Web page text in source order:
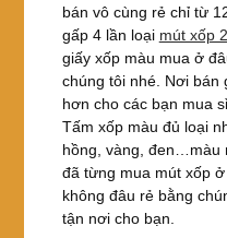
bán vô cùng rẻ chỉ từ
gấp 4 lần loại mút xốp
giấy xốp màu mua ở
chúng tôi nhé. Nơi bán
hơn cho các bạn mua
Tấm xốp màu đủ loại
hồng, vàng, đen…màu
đã từng mua mút xốp
không đâu rẻ bằng
tận nơi cho bạn.